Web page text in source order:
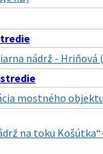
nádrž - Hriňová
mostného
na toku